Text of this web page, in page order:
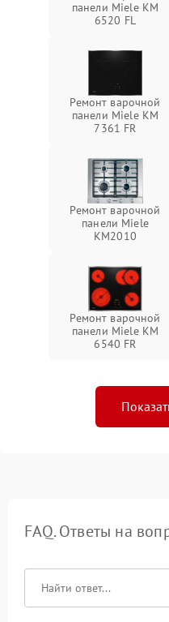
панели Miele KM
6520 FL
Ремонт варочной
панели Miele KM
7361 FR
Ремонт варочной
панели Miele
KM2010
Ремонт варочной
панели Miele KM
6540 FR
FAQ. Ответы на